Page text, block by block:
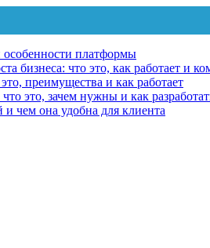
платформы
бизнеса: что это, как работает и
преимущества и как работает
это, зачем нужны и как
чем она удобна для клиента